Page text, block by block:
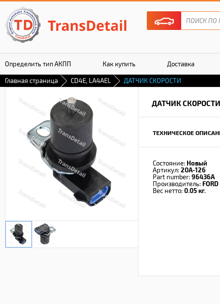
Определить тип АКПП Как купить Доставка
Гарантия
Главная страница CD4E, LA4AEL ДАТЧИК СКОРОСТИ
ДАТЧИК СКОРОСТИ
ТЕХНИЧЕСКОЕ
Состояние: Новый
Артикул: 20A-126
Part number: 96436A
Производитель: FORD
Вес нетто: 0.05 кг.